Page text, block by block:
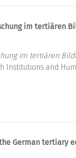
im tertiären
im tertiären
Institutions and
German tertiary